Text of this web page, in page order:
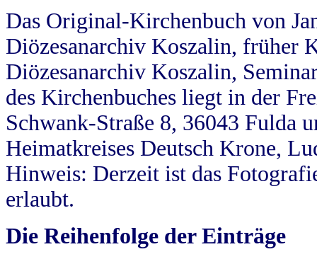
Das Original-Kirchenbuch von
Diözesanarchiv Koszalin, früher
Diözesanarchiv Koszalin,
des Kirchenbuches liegt in der
Schwank-Straße 8, 36043 Fulda
Heimatkreises Deutsch Krone,
Hinweis: Derzeit ist das
erlaubt.
Die Reihenfolge der Einträge